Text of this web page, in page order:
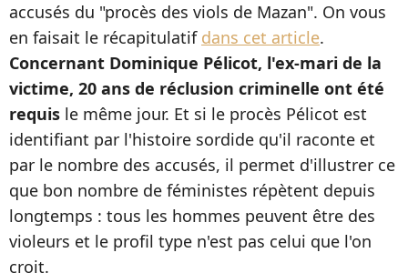
accusés du "procès des viols de Mazan". On vous
en faisait le récapitulatif dans cet article.
Concernant Dominique Pélicot, l'ex-mari de la
victime, 20 ans de réclusion criminelle ont été
requis le même jour. Et si le procès Pélicot est
identifiant par l'histoire sordide qu'il raconte et
par le nombre des accusés, il permet d'illustrer ce
que bon nombre de féministes répètent depuis
longtemps : tous les hommes peuvent être des
violeurs et le profil type n'est pas celui que l'on
croit.